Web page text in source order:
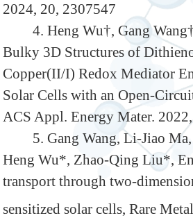
2024, 20, 2307547
4. Heng Wu†, Gang
Bulky 3D Structures of
Copper(II/I) Redox Mediator
Solar Cells with an Open-
ACS Appl. Energy Mater.
5. Gang Wang, Li-Jiao
Heng Wu*, Zhao-Qing Liu*,
transport through two-
sensitized solar cells, Rare